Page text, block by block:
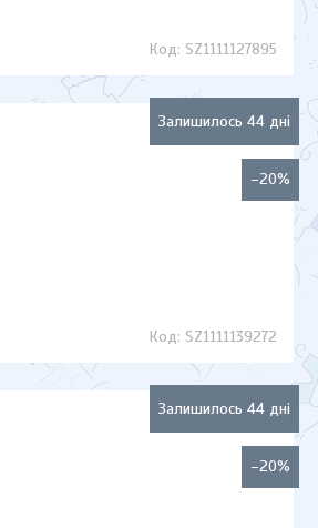
SZ1111127895
–20%
Залишилось 44 дні
SZ1111139272
–20%
Залишилось 44 дні